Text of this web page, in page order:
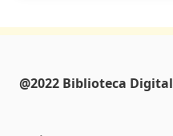
@2022 Biblioteca Digital